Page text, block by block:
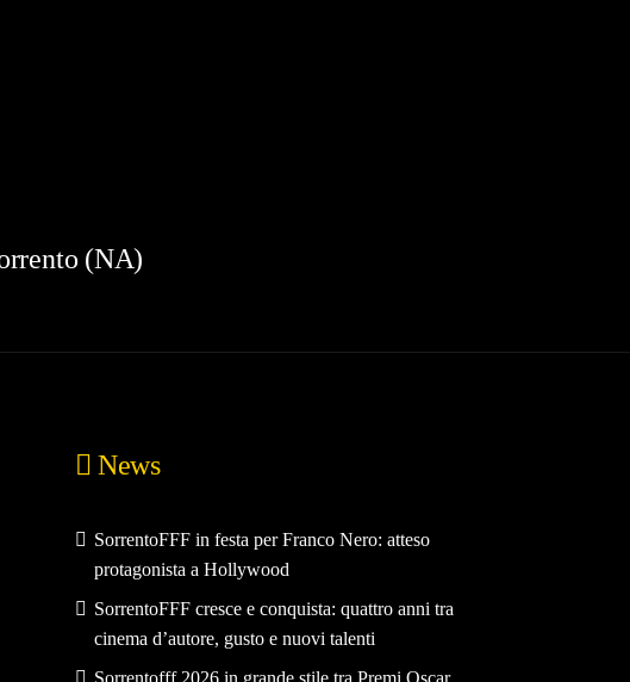
(NA)
News
SorrentoFFF in festa per Franco Nero: atteso
protagonista a Hollywood
SorrentoFFF cresce e conquista: quattro anni tra
cinema d’autore, gusto e nuovi talenti
Sorrentofff 2026 in grande stile tra Premi Oscar,